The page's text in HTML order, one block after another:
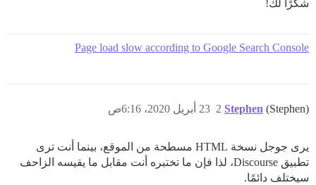
شكرًا لك!
Page load slow according to Google Search Console
Stephen (Stephen) 23 أبريل 2020، 6:16ص 2
يرى جوجل نسخة HTML مسطحة من الموقع، بينما أنت ترى
تطبيق Discourse، لذا فإن ما تختبره أنت مقابل ما يقيسه الزاحف
سيختلف دائمًا.